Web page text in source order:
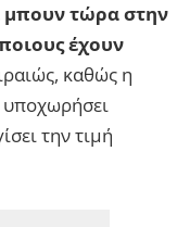
μπουν τώρα στην
έχουν
καθώς η
υποχωρήσει
την τιμή